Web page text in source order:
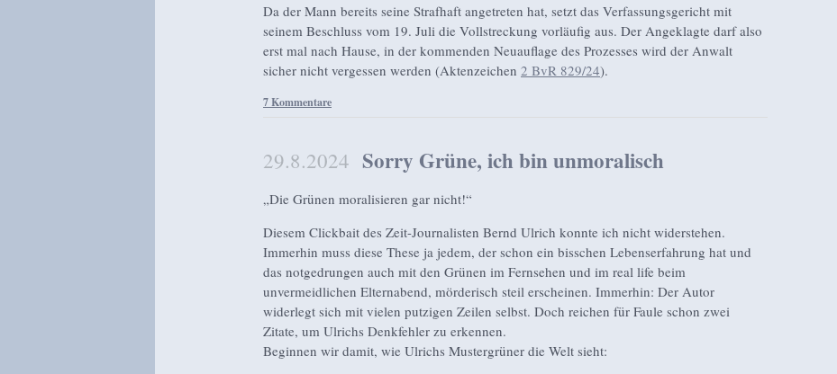
Da der Mann bereits seine Strafhaft angetreten hat, setzt das Verfassungsgericht mit
seinem Beschluss vom 19. Juli die Vollstreckung vorläufig aus. Der Angeklagte darf also
erst mal nach Hause, in der kommenden Neuauflage des Prozesses wird der Anwalt
sicher nicht vergessen werden (Aktenzeichen 2 BvR 829/24).
7 Kommentare
29.8.2024 Sorry Grüne, ich bin unmoralisch
„Die Grünen moralisieren gar nicht!“
Diesem Clickbait des Zeit-Journalisten Bernd Ulrich konnte ich nicht widerstehen.
Immerhin muss diese These ja jedem, der schon ein bisschen Lebenserfahrung hat und
das notgedrungen auch mit den Grünen im Fernsehen und im real life beim
unvermeidlichen Elternabend, mörderisch steil erscheinen. Immerhin: Der Autor
widerlegt sich mit vielen putzigen Zeilen selbst. Doch reichen für Faule schon zwei
Zitate, um Ulrichs Denkfehler zu erkennen.
Beginnen wir damit, wie Ulrichs Mustergrüner die Welt sieht: